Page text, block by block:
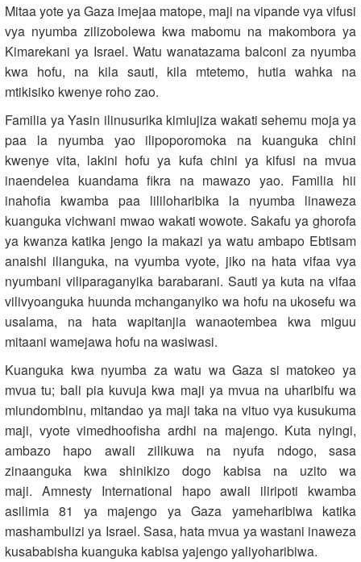
Mitaa yote ya Gaza imejaa matope, maji na vipande vya vifusi
vya nyumba zilizobolewa kwa mabomu na makombora ya
Kimarekani ya Israel. Watu wanatazama balconi za nyumba
kwa hofu, na kila sauti, kila mtetemo, hutia wahka na
mtikisiko kwenye roho zao.
Familia ya Yasin ilinusurika kimiujiza wakati sehemu moja ya
paa la nyumba yao ilipoporomoka na kuanguka chini
kwenye vita, lakini hofu ya kufa chini ya kifusi na mvua
inaendelea kuandama fikra na mawazo yao. Familia hii
inahofia kwamba paa lililoharibika la nyumba linaweza
kuanguka vichwani mwao wakati wowote. Sakafu ya ghorofa
ya kwanza katika jengo la makazi ya watu ambapo Ebtisam
anaishi ilianguka, na vyumba vyote, jiko na hata vifaa vya
nyumbani viliparaganyika barabarani. Sauti ya kuta na vifaa
vilivyoanguka huunda mchanganyiko wa hofu na ukosefu wa
usalama, na hata wapitanjia wanaotembea kwa miguu
mitaani wamejawa hofu na wasiwasi.
Kuanguka kwa nyumba za watu wa Gaza si matokeo ya
mvua tu; bali pia kuvuja kwa maji ya mvua na uharibifu wa
miundombinu, mitandao ya maji taka na vituo vya kusukuma
maji, vyote vimedhoofisha ardhi na majengo. Kuta nyingi,
ambazo hapo awali zilikuwa na nyufa ndogo, sasa
zinaanguka kwa shinikizo dogo kabisa na uzito wa
maji. Amnesty International hapo awali iliripoti kwamba
asilimia 81 ya majengo ya Gaza yameharibiwa katika
mashambulizi ya Israel. Sasa, hata mvua ya wastani inaweza
kusababisha kuanguka kabisa yajengo yaliyoharibiwa.